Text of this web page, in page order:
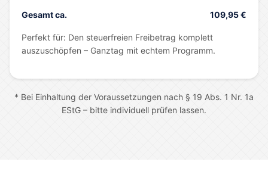
Gesamt ca. 109,95 €
Perfekt für: Den steuerfreien Freibetrag komplett
auszuschöpfen – Ganztag mit echtem Programm.
* Bei Einhaltung der Voraussetzungen nach § 19 Abs. 1 Nr. 1a
EStG – bitte individuell prüfen lassen.